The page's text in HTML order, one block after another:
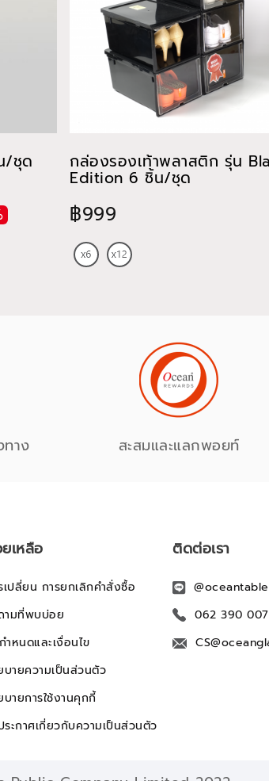
/ชุด กล่องรองเท้าพลาสติก รุ่น
Edition 6 ชิ้น/ชุด
฿999
ทาง สะสมและแลกพอยท์
เหลือ
เปลี่ยน การยกเลิกคำสั่งซื้อ
ามที่พบบ่อย
ำหนดและเงื่อนไข
บายความเป็นส่วนตัว
บายการใช้งานคุกกี้
ระกาศเกี่ยวกับความเป็นส่วนตัว
ติดต่อเรา
062 390